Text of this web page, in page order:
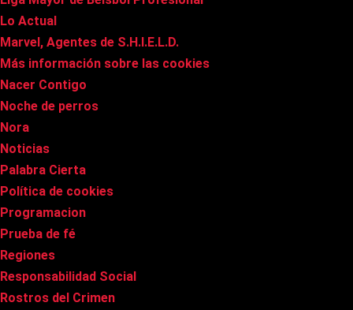
Lo Actual
Marvel, Agentes de S.H.I.E.L.D.
Más información sobre las cookies
Nacer Contigo
Noche de perros
Nora
Noticias
Palabra Cierta
Política de cookies
Programacion
Prueba de fé
Regiones
Responsabilidad Social
Rostros del Crimen